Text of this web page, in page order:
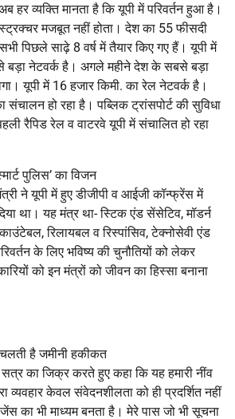
हर व्यक्ति मानता है कि यूपी में परिवर्तन हुआ है।
मजबूत नहीं होता। देश का 55 फीसदी
पिछले साढ़े 8 वर्ष में तैयार किए गए हैं। यूपी में
बड़ा नेटवर्क है। अगले महीने देश के सबसे बड़ा
यूपी में 16 हजार किमी. का रेल नेटवर्क है।
संचालन हो रहा है। पब्लिक ट्रांसपोर्ट की सुविधा
रैपिड रेल व वाटरवे यूपी में संचालित हो रहा
पुलिस’ का विजन
ने यूपी में हुए डीजीपी व आईजी कॉन्फ्रेंस में
था। यह मंत्र था- स्टिक एंड सेंसेटिव, मॉडर्न
रिलायबल व रिस्पांसिव, टेक्नोसेवी एंड
के लिए भविष्य की चुनौतियों को लेकर
को इन मंत्रों को जीवन का हिस्सा बनाना
है जमीनी हकीकत
का जिक्र करते हुए कहा कि यह हमारी नींव
केवल संवेदनशीलता को ही प्रदर्शित नहीं
का भी माध्यम बनता है। मेरे पास जो भी सूचना